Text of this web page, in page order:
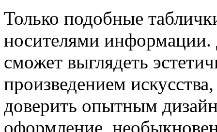
Только подобные
носителями информации.
сможет выглядеть
произведением
доверить опытным
оформление,